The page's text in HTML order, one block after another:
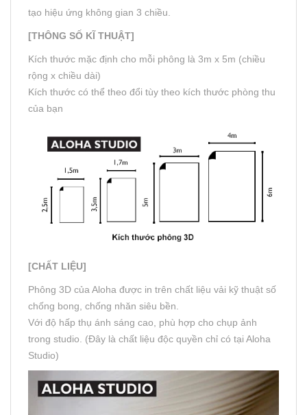
tạo hiệu ứng không gian 3 chiều.
[THÔNG SỐ KĨ THUẬT]
Kích thước mặc định cho mỗi phông là 3m x 5m (chiều
rộng x chiều dài)
Kích thước có thể theo đổi tùy theo kích thước phòng thu
của bạn
[CHẤT LIỆU]
Phông 3D của Aloha được in trên chất liệu vải kỹ thuật số
chống bong, chống nhăn siêu bền.
Với độ hấp thụ ánh sáng cao, phù hợp cho chụp ảnh
trong studio. (Đây là chất liệu độc quyền chỉ có tại Aloha
Studio)